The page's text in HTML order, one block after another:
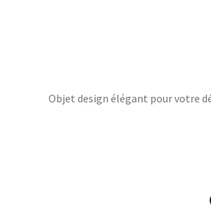
Objet design élégant pour votre